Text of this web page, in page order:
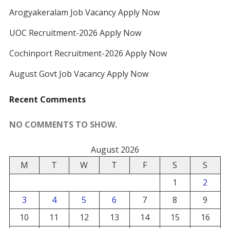
Arogyakeralam Job Vacancy Apply Now
UOC Recruitment-2026 Apply Now
Cochinport Recruitment-2026 Apply Now
August Govt Job Vacancy Apply Now
Recent Comments
NO COMMENTS TO SHOW.
August 2026
M
T W T F S
S
1
2
3
4 5 6 7 8
9
10
11 12 13 14 15
16